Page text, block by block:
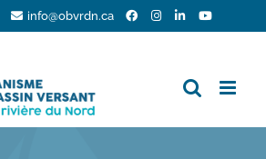
info@obvrdn.ca